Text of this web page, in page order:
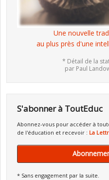
Une nouvelle
au plus près d'une
* Détail de la
par Paul
S'abonner à ToutEduc
Abonnez-vous pour accéder à
de l'éducation et recevoir : La
* Sans engagement par la suite.